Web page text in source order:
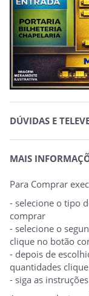
DÚVIDAS E
MAIS
Para Comprar
- selecione o tipo
comprar
- selecione o
clique no botão
- depois de
quantidades
- siga as